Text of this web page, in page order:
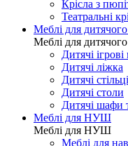
Крісла з
Театральні
Меблі для дитячого
Меблі для дитячого
Дитячі ігрові
Дитячі ліжка
Дитячі
Дитячі столи
Дитячі шафи
Меблі для НУШ
Меблі для НУШ
Меблі для